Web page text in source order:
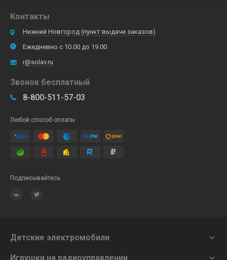
Контакты
Нижний Новгород (пункт выдачи заказов)
Ежедневно с 10.00 до 19.00
r@solav.ru
Звонок бесплатный
8-800-511-57-03
Любой способ оплаты
Подписывайтесь
Детские электромобили 
Игрушки на радиоуправлении 